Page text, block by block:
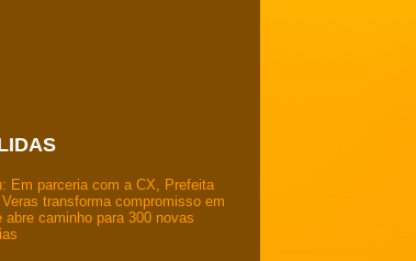
Em parceria com a CX, Prefeita
Veras transforma compromisso em
abre caminho para 300 novas